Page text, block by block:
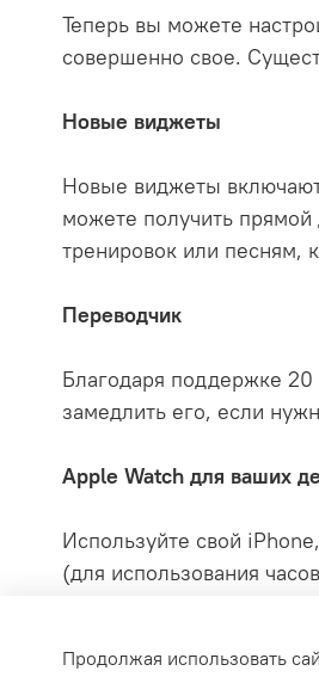
Теперь вы можете
совершенно свое.
Новые виджеты
Новые виджеты
можете получить
тренировок или песням,
Переводчик
Благодаря поддержке 20
замедлить его, если
Apple Watch для ваших
Используйте свой
(для использования
Продолжая использовать